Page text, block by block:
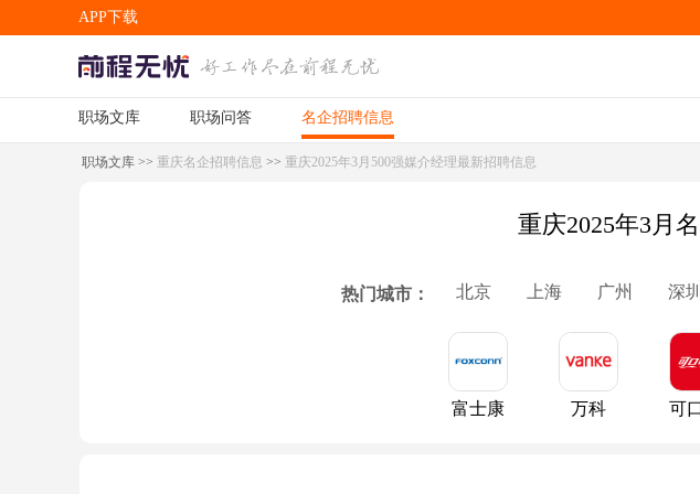
APP下载
APP下载
职场文库 职场问答 名企招聘信息
职场文库 >> 重庆名企招聘信息 >> 重庆2025年3月500强媒介经理最新招聘信息
重庆2025年3月
热门城市： 北京 上海 广州 深圳
富士康 万科 可